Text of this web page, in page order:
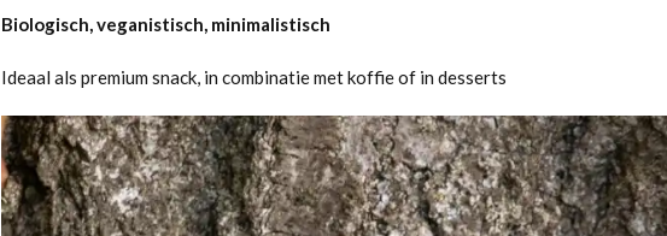
Biologisch, veganistisch, minimalistisch
Ideaal als premium snack, in combinatie met koffie of in desserts